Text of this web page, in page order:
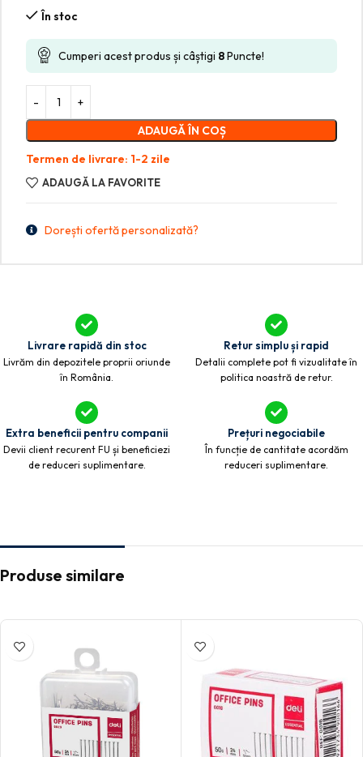
În stoc
Cumperi acest produs și câștigi 8Puncte!
ADAUGĂ ÎN COȘ
Termen de livrare: 1-2 zile
ADAUGĂ LA FAVORITE
Dorești ofertă personalizată?
Livrare rapidă din stoc
Livrăm din depozitele proprii oriunde
în România.
Retur simplu și rapid
Detalii complete pot fi vizualitate în
politica noastră de retur.
Extra beneficii pentru companii
Devii client recurent FU și beneficiezi
de reduceri suplimentare.
Prețuri negociabile
În funcție de cantitate acordăm
reduceri suplimentare.
Produse similare